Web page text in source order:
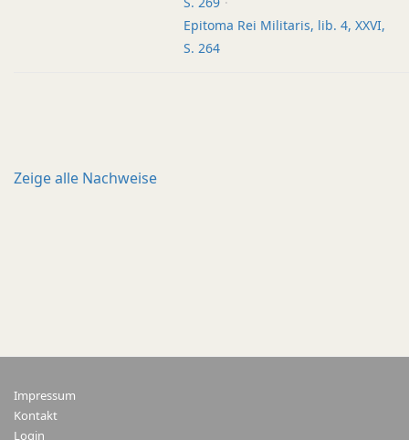
Epitoma Rei Militaris, lib. 4, XXVI,
S. 264
Zeige alle Nachweise
Impressum
Kontakt
Login